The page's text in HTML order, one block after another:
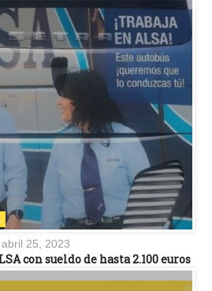
abril 25, 2023
con sueldo de hasta 2.100 euros